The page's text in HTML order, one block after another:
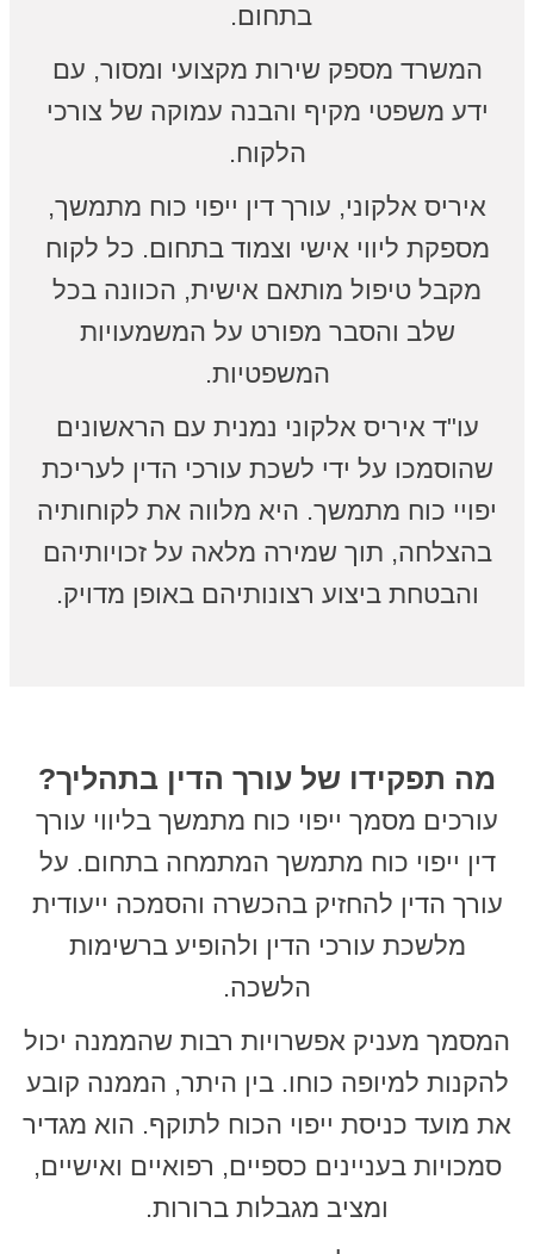
בתחום.
המשרד מספק שירות מקצועי ומסור, עם
ידע משפטי מקיף והבנה עמוקה של צורכי
הלקוח.
איריס אלקוני, עורך דין ייפוי כוח מתמשך,
מספקת ליווי אישי וצמוד בתחום. כל לקוח
מקבל טיפול מותאם אישית, הכוונה בכל
שלב והסבר מפורט על המשמעויות
המשפטיות.
עו"ד איריס אלקוני נמנית עם הראשונים
שהוסמכו על ידי לשכת עורכי הדין לעריכת
יפויי כוח מתמשך. היא מלווה את לקוחותיה
בהצלחה, תוך שמירה מלאה על זכויותיהם
והבטחת ביצוע רצונותיהם באופן מדויק.
מה תפקידו של עורך הדין בתהליך?
עורכים מסמך ייפוי כוח מתמשך בליווי עורך
דין ייפוי כוח מתמשך המתמחה בתחום. על
עורך הדין להחזיק בהכשרה והסמכה ייעודית
מלשכת עורכי הדין ולהופיע ברשימות
הלשכה.
המסמך מעניק אפשרויות רבות שהממנה יכול
להקנות למיופה כוחו. בין היתר, הממנה קובע
את מועד כניסת ייפוי הכוח לתוקף. הוא מגדיר
סמכויות בעניינים כספיים, רפואיים ואישיים,
ומציב מגבלות ברורות.